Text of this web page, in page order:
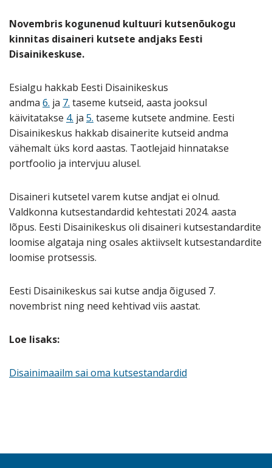
Novembris kogunenud kultuuri kutsenõukogu
kinnitas disaineri kutsete andjaks Eesti
Disainikeskuse.
Esialgu hakkab Eesti Disainikeskus
andma 6. ja 7. taseme kutseid, aasta jooksul
käivitatakse 4. ja 5. taseme kutsete andmine. Eesti
Disainikeskus hakkab disainerite kutseid andma
vähemalt üks kord aastas. Taotlejaid hinnatakse
portfoolio ja intervjuu alusel.
Disaineri kutsetel varem kutse andjat ei olnud.
Valdkonna kutsestandardid kehtestati 2024. aasta
lõpus. Eesti Disainikeskus oli disaineri kutsestandardite
loomise algataja ning osales aktiivselt kutsestandardite
loomise protsessis.
Eesti Disainikeskus sai kutse andja õigused 7.
novembrist ning need kehtivad viis aastat.
Loe lisaks:
Disainimaailm sai oma kutsestandardid